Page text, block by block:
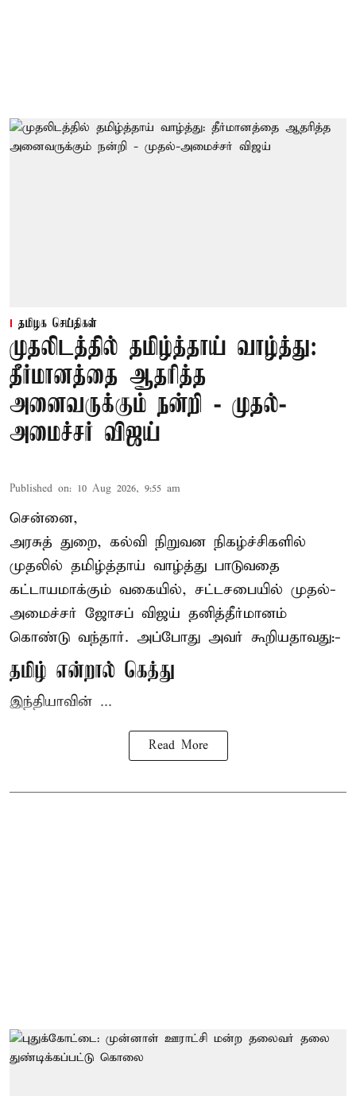
தமிழக செய்திகள்
முதலிடத்தில் தமிழ்த்தாய் வாழ்த்து:
தீர்மானத்தை ஆதரித்த
அனைவருக்கும் நன்றி - முதல்-
அமைச்சர் விஜய்
Published on: 10 Aug 2026, 9:55 am
சென்னை,
அரசுத் துறை, கல்வி நிறுவன நிகழ்ச்சிகளில்
முதலில் தமிழ்த்தாய் வாழ்த்து பாடுவதை
கட்டாயமாக்கும் வகையில், சட்டசபையில் முதல்-
அமைச்சர் ஜோசப் விஜய் தனித்தீர்மானம்
கொண்டு வந்தார். அப்போது அவர் கூறியதாவது:-
தமிழ் என்றால் கெத்து
இந்தியாவின் ...
Read More